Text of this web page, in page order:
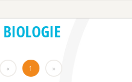
BIOLOGIE
« 1 »